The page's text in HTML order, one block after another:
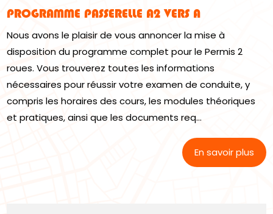
PROGRAMME PASSERELLE A2 VERS A
Nous avons le plaisir de vous annoncer la mise à
disposition du programme complet pour le Permis 2
roues. Vous trouverez toutes les informations
nécessaires pour réussir votre examen de conduite, y
compris les horaires des cours, les modules théoriques
et pratiques, ainsi que les documents req...
En savoir plus